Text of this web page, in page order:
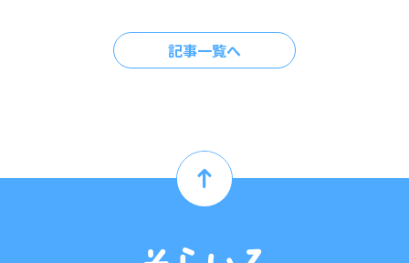
記事一覧へ